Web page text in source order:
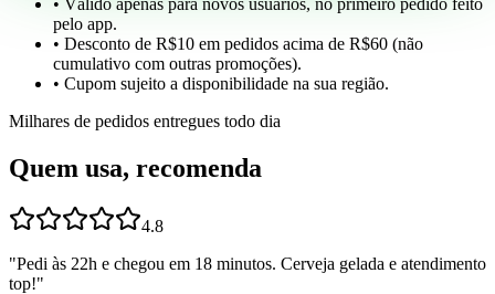
pelo app.
• Desconto de R$10 em pedidos acima de R$60 (não
cumulativo com outras promoções).
• Cupom sujeito a disponibilidade na sua região.
Milhares de pedidos entregues todo dia
Quem usa, recomenda
4.8
"Pedi às 22h e chegou em 18 minutos. Cerveja gelada e atendimento
top!"